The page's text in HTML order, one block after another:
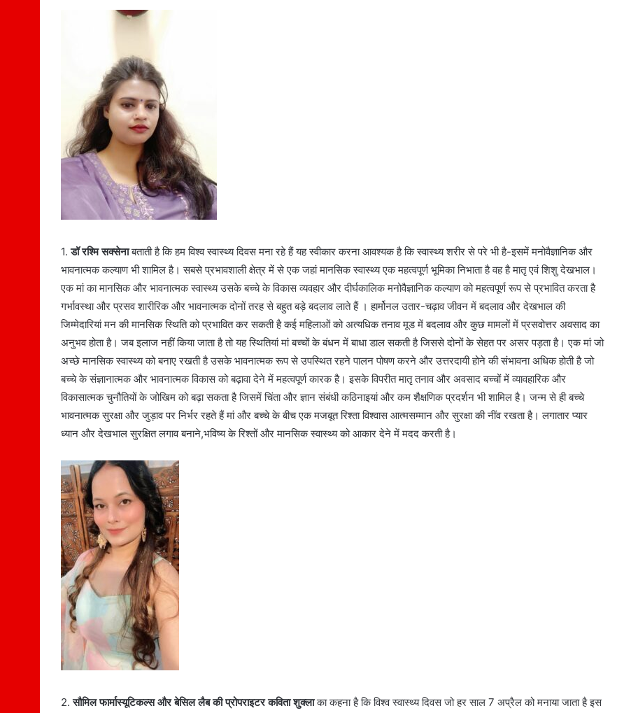
1.डॉ रश्मि सक्सेनाबताती है कि हम विश्व स्वास्थ्य दिवस मना रहे हैं यह स्वीकार करना आवश्यक है कि स्वास्थ्य शरीर से परे भी है-इसमें मनोवैज्ञानिक और
भावनात्मक कल्याण भी शामिल है। सबसे प्रभावशाली क्षेत्र में से एक जहां मानसिक स्वास्थ्य एक महत्वपूर्ण भूमिका निभाता है वह है मातृ एवं शिशु देखभाल।
एक मां का मानसिक और भावनात्मक स्वास्थ्य उसके बच्चे के विकास व्यवहार और दीर्घकालिक मनोवैज्ञानिक कल्याण को महत्वपूर्ण रूप से प्रभावित करता है
गर्भावस्था और प्रसव शारीरिक और भावनात्मक दोनों तरह से बहुत बड़े बदलाव लाते हैं । हार्मोनल उतार-चढ़ाव जीवन में बदलाव और देखभाल की
जिम्मेदारियां मन की मानसिक स्थिति को प्रभावित कर सकती है कई महिलाओं को अत्यधिक तनाव मूड में बदलाव और कुछ मामलों में प्रसवोत्तर अवसाद का
अनुभव होता है। जब इलाज नहीं किया जाता है तो यह स्थितियां मां बच्चों के बंधन में बाधा डाल सकती है जिससे दोनों के सेहत पर असर पड़ता है। एक मां जो
अच्छे मानसिक स्वास्थ्य को बनाए रखती है उसके भावनात्मक रूप से उपस्थित रहने पालन पोषण करने और उत्तरदायी होने की संभावना अधिक होती है जो
बच्चे के संज्ञानात्मक और भावनात्मक विकास को बढ़ावा देने में महत्वपूर्ण कारक है। इसके विपरीत मातृ तनाव और अवसाद बच्चों में व्यावहारिक और
विकासात्मक चुनौतियों के जोखिम को बढ़ा सकता है जिसमें चिंता और ज्ञान संबंधी कठिनाइयां और कम शैक्षणिक प्रदर्शन भी शामिल है। जन्म से ही बच्चे
भावनात्मक सुरक्षा और जुड़ाव पर निर्भर रहते हैं मां और बच्चे के बीच एक मजबूत रिश्ता विश्वास आत्मसम्मान और सुरक्षा की नींव रखता है। लगातार प्यार
ध्यान और देखभाल सुरक्षित लगाव बनाने,भविष्य के रिश्तों और मानसिक स्वास्थ्य को आकार देने में मदद करती है।
2.सौमिल फार्मास्यूटिकल्स और बेसिल लैब की प्रोपराइटर कविता शुक्लाका कहना है कि विश्व स्वास्थ्य दिवस जो हर साल 7 अप्रैल को मनाया जाता है इस